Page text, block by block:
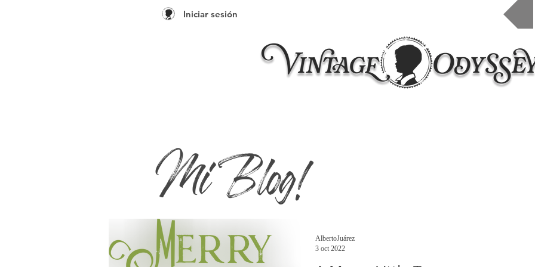
Iniciar sesión
AlbertoJuárez
3 oct 2022
Mi Blog!